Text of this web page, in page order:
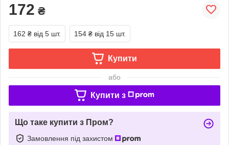
172 ₴
162 ₴ від 5 шт. 154 ₴ від 15 шт.
Купити
або
Купити з
Що таке купити з Пром?
Замовлення під захистом